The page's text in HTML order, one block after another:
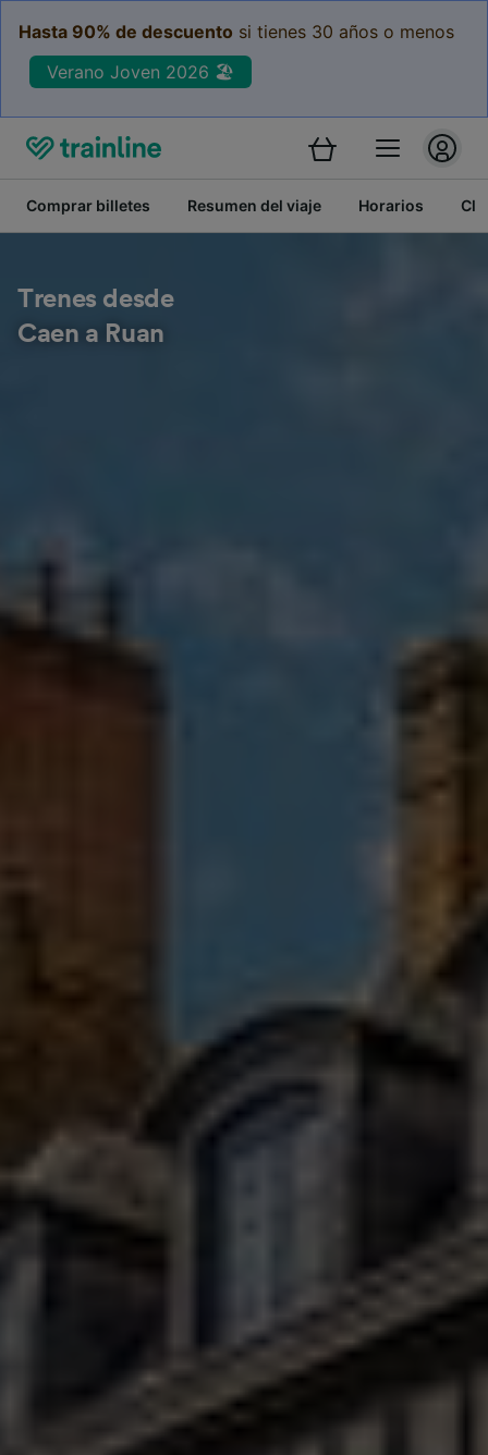
Hasta 90% de descuento si tienes 30 años o menos
Verano Joven 2026 🏖️
Comprar billetes Resumen del viaje Horarios
Trenes desde
Caen a Ruan